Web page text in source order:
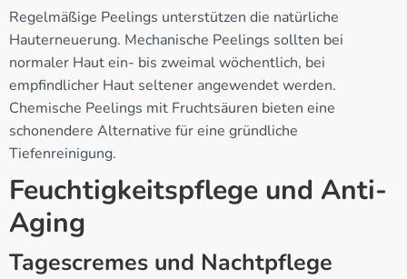
Regelmäßige Peelings unterstützen die natürliche
Hauterneuerung. Mechanische Peelings sollten bei
normaler Haut ein- bis zweimal wöchentlich, bei
empfindlicher Haut seltener angewendet werden.
Chemische Peelings mit Fruchtsäuren bieten eine
schonendere Alternative für eine gründliche
Tiefenreinigung.
Feuchtigkeitspflege und Anti-
Aging
Tagescremes und Nachtpflege